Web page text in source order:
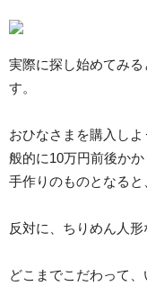
実際に探し始めてみ
す。
おひなさまを購入し
般的に10万円前後か
手作りのものとなると
反対に、ちりめん人形
どこまでこだわって